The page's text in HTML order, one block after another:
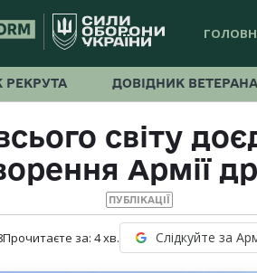
РЕКРУТА ДОВІДНИК ВЕТЕРАНА
світу
Армії
ПУБЛІКАЦІЇ
Прочитаєте за: 4хв. Слідкуйте за